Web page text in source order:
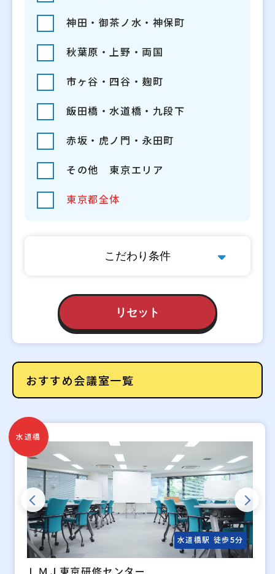
神田・御茶ノ水・神保町
秋葉原・上野・両国
市ヶ谷・四谷・麹町
飯田橋・水道橋・九段下
赤坂・虎ノ門・永田町
その他 東京エリア
東京都全体
こだわり条件
リセット
おすすめ会議室一覧
水道橋
水道橋駅 徒歩5分